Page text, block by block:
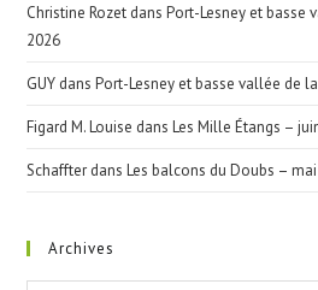
Christine Rozet dansPort-Lesney et basse
2026
GUY dansPort-Lesney et basse vallée de
Figard M. Louise dansLes Mille Étangs –
Schaffter dansLes balcons du Doubs –
Archives